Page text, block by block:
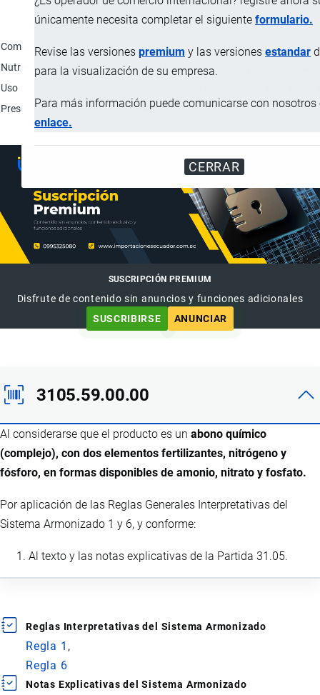
únicamente necesita completar el siguiente formulario.
Revise las versiones premium y las versiones estandar
para la visualización de su empresa.
Para más información puede comunicarse con nosotros
enlace.
CERRAR
Característica
Composición química (p/p)
Nitrato de amonio: 93.7%;
Nutrientes disponibles
Contiene formas de amonio y nitrato en
Uso
Presentación
Sacos grandes de 1000 Kg.
SUSCRIPCIÓN PREMIUM
Disfrute de contenido sin anuncios y funciones adicionales
SUSCRIBIRSE
ANUNCIAR
3105.59.00.00
Al considerarse que el producto es un abono químico
(complejo), con dos elementos fertilizantes, nitrógeno y
fósforo, en formas disponibles de amonio, nitrato y fosfato.
Por aplicación de las Reglas Generales Interpretativas del
Sistema Armonizado 1 y 6, y conforme:
Al texto y las notas explicativas de la Partida 31.05.
Reglas Interpretativas del Sistema Armonizado
Regla 1
Regla 6
Notas Explicativas del Sistema Armonizado